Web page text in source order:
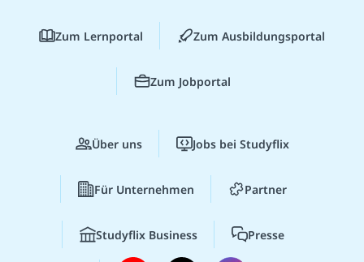
Zum Lernportal Zum Ausbildungsportal
Zum Jobportal
Über uns Jobs bei Studyflix
Für Unternehmen Partner
Studyflix Business Presse